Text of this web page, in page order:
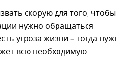
скорую для того, чтобы
нужно обращаться
угроза жизни – тогда
всю необходимую